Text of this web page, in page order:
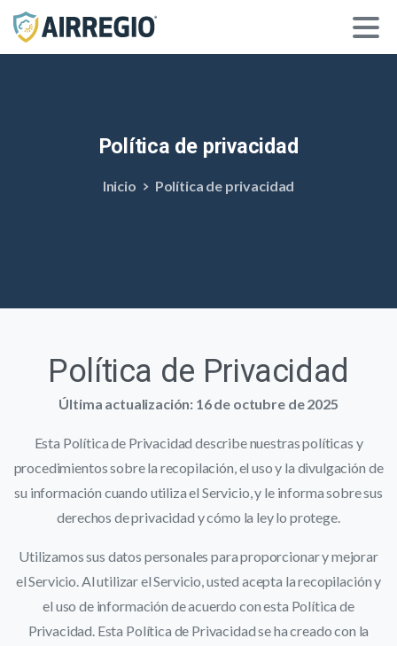
Política de privacidad
Inicio Política de privacidad
Política de Privacidad
Última actualización: 16 de octubre de 2025
Esta Política de Privacidad describe nuestras políticas y
procedimientos sobre la recopilación, el uso y la divulgación de
su información cuando utiliza el Servicio, y le informa sobre sus
derechos de privacidad y cómo la ley lo protege.
Utilizamos sus datos personales para proporcionar y mejorar
el Servicio. Al utilizar el Servicio, usted acepta la recopilación y
el uso de información de acuerdo con esta Política de
Privacidad. Esta Política de Privacidad se ha creado con la